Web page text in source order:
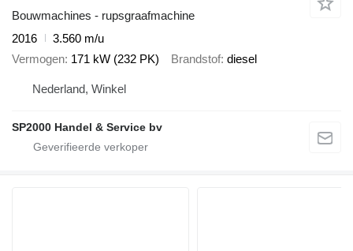
Bouwmachines - rupsgraafmachine
2016
3.560 m/u
Vermogen 171 kW (232 PK) Brandstof diesel
Nederland, Winkel
SP2000 Handel & Service bv